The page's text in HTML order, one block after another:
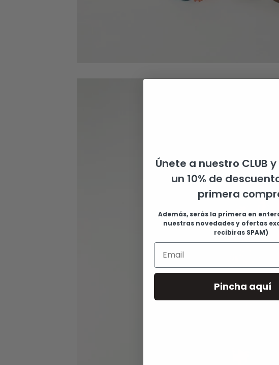
Únete a nuestro CLUB
un 10% de
primera
Además, serás la primera en
nuestras novedades y ofertas
recibiras SPAM)
Pincha aquí